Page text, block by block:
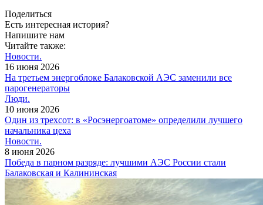
Поделиться
Есть интересная история?
Напишите нам
Читайте также:
Новости.
16 июня 2026
На третьем энергоблоке Балаковской АЭС заменили все
парогенераторы
Люди.
10 июня 2026
Один из трехсот: в «Росэнергоатоме» определили лучшего
начальника цеха
Новости.
8 июня 2026
Победа в парном разряде: лучшими АЭС России стали
Балаковская и Калининская